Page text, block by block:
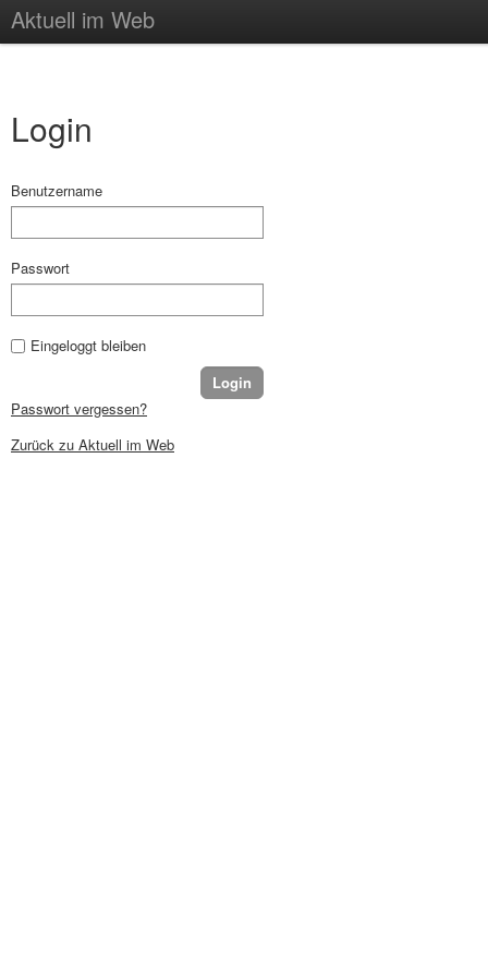
Aktuell im Web
Login
Benutzername
Passwort
Eingeloggt bleiben
Passwort vergessen?
Zurück zu Aktuell im Web